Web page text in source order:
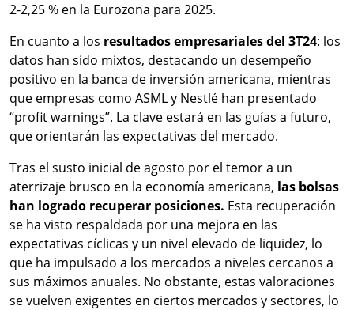
2-2,25 % en la Eurozona para 2025.
En cuanto a los resultados empresariales del 3T24: los
datos han sido mixtos, destacando un desempeño
positivo en la banca de inversión americana, mientras
que empresas como ASML y Nestlé han presentado
“profit warnings”. La clave estará en las guías a futuro,
que orientarán las expectativas del mercado.
Tras el susto inicial de agosto por el temor a un
aterrizaje brusco en la economía americana, las bolsas
han logrado recuperar posiciones. Esta recuperación
se ha visto respaldada por una mejora en las
expectativas cíclicas y un nivel elevado de liquidez, lo
que ha impulsado a los mercados a niveles cercanos a
sus máximos anuales. No obstante, estas valoraciones
se vuelven exigentes en ciertos mercados y sectores, lo